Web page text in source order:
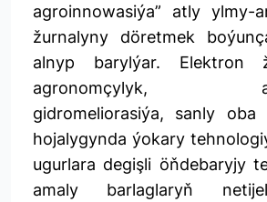
agroinnowasiýa” atly ylmy-
žurnalyny döretmek
alnyp barylýar. Elektron
agronomçylyk,
gidromeliorasiýa, sanly oba
hojalygynda ýokary
ugurlara degişli öňdebaryjy
amaly barlaglaryň